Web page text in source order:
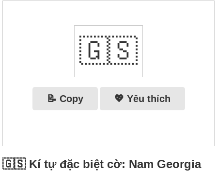
🇬🇸
📝 Copy 💖 Yêu thích
🇬🇸 Kí tự đặc biệt cờ: Nam Georgia